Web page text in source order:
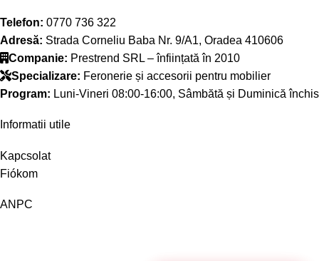
Telefon: 0770 736 322
Adresă: Strada Corneliu Baba Nr. 9/A1, Oradea 410606
Companie: Prestrend SRL – înființată în 2010
Specializare: Feronerie și accesorii pentru mobilier
Program: Luni-Vineri 08:00-16:00, Sâmbătă și Duminică închis
Informatii utile
Kapcsolat
Fiókom
ANPC